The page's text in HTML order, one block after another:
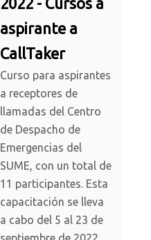
aspirante a
CallTaker
Curso para aspirantes
a receptores de
llamadas del Centro
de Despacho de
Emergencias del
SUME, con un total de
11 participantes. Esta
capacitación se lleva
a cabo del 5 al 23 de